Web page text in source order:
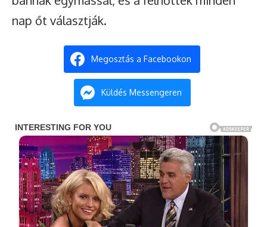
nap őt választják.
Megosztás a Facebookon
Küldés Messengeren